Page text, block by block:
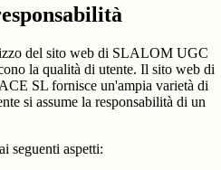
del sito web di SLALOM UGC
la qualità di utente. Il sito web di
SL fornisce un'ampia varietà di
si assume la responsabilità di un
seguenti aspetti: